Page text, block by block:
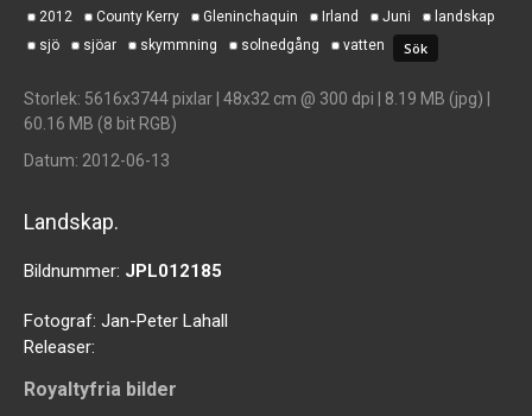
2012 County Kerry Gleninchaquin Irland Juni
landskap
sjö
sjöar skymmning solnedgång vatten
Storlek: 5616x3744 pixlar | 48x32 cm @ 300 dpi | 8.19 MB (jpg) |
60.16 MB (8 bit RGB)
Datum: 2012-06-13
Landskap.
Bildnummer: JPL012185
Fotograf: Jan-Peter Lahall
Releaser:
Royaltyfria bilder